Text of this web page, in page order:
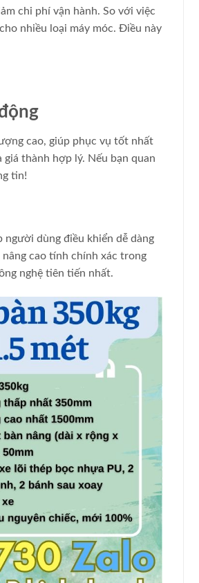
chi phí vận hành. So với việc
nhiều loại máy móc. Điều này
cao, giúp phục vụ tốt nhất
thành hợp lý. Nếu bạn quan
tin!
người dùng điều khiển dễ dàng
cao tính chính xác trong
nghệ tiên tiến nhất.